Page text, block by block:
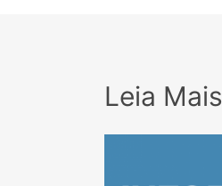
Leia Mais